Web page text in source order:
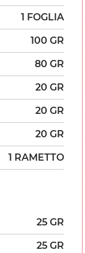
1 FOGLIA
100 GR
80 GR
20 GR
20 GR
20 GR
1 RAMETTO
25 GR
25 GR